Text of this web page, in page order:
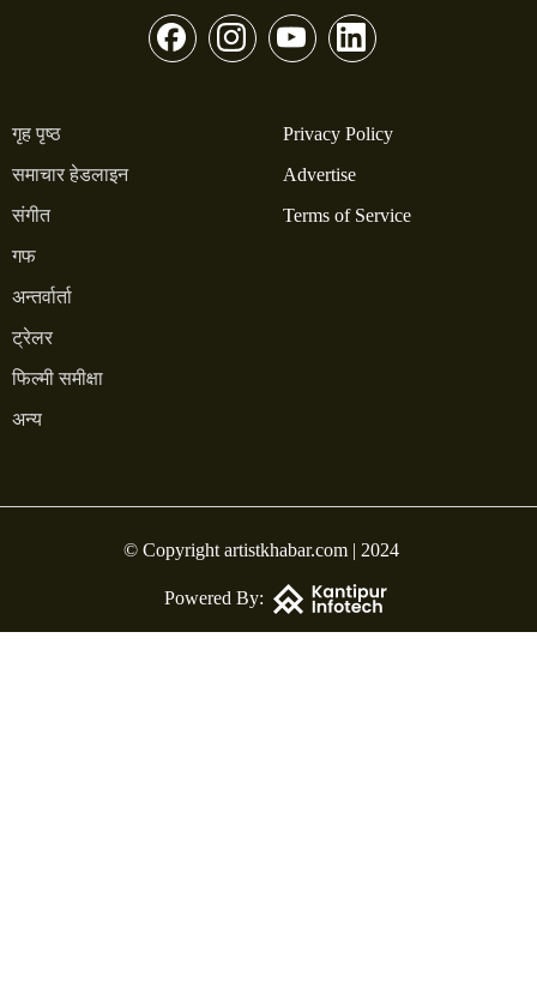
गृह पृष्ठ
समाचार हेडलाइन
संगीत
गफ
अन्तर्वार्ता
ट्रेलर
फिल्मी समीक्षा
अन्य
Privacy Policy
Advertise
Terms of Service
© Copyright artistkhabar.com | 2024
Powered By: